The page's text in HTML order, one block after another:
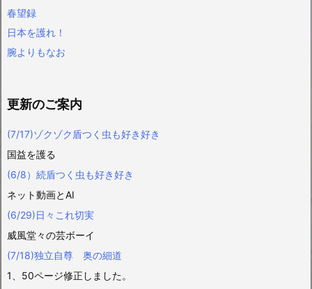
春望録
日本を護れ！
腕よりもなお
更新のご案内
(7/17)ゾクゾク盾つく虫も好き好き
国益を護る
(6/8）続盾つく虫も好き好き
ネット動画とAI
(6/29)日々これ切実
威風堂々の芸ボーイ
(7/18)独立自尊 奥の細道
1、50ページ修正しました。